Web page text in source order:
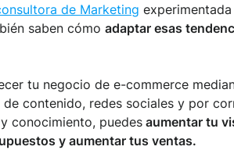
de Marketing
saben cómo adaptar esas
tu negocio de e-commerce
de contenido, redes sociales y por
conocimiento, puedes aumentar tu
y aumentar tus ventas.